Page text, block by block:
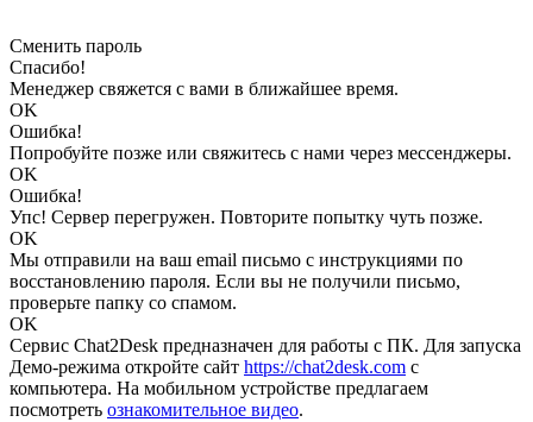
Сменить пароль
Спасибо!
Менеджер свяжется с вами в ближайшее время.
OK
Ошибка!
Попробуйте позже или свяжитесь с нами через мессенджеры.
OK
Ошибка!
Упс! Сервер перегружен. Повторите попытку чуть позже.
OK
Мы отправили на ваш email письмо с инструкциями по
восстановлению пароля. Если вы не получили письмо,
проверьте папку со спамом.
OK
Сервис Chat2Desk предназначен для работы с ПК. Для запуска
Демо-режима откройте сайт https://chat2desk.com с
компьютера. На мобильном устройстве предлагаем
посмотреть ознакомительное видео.